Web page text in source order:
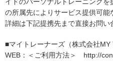
の所属先によりサービス提供可能
詳細は下記提携先まで直接お問い
■マイトレーナーズ（株式会社MY
WEB：＜ご利用方法＞ http://